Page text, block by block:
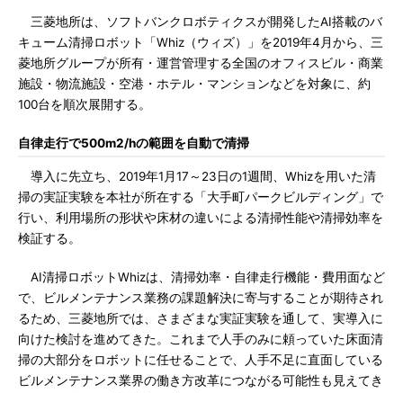
三菱地所は、ソフトバンクロボティクスが開発したAI搭載のバ
キューム清掃ロボット「Whiz（ウィズ）」を2019年4月から、三
菱地所グループが所有・運営管理する全国のオフィスビル・商業
施設・物流施設・空港・ホテル・マンションなどを対象に、約
100台を順次展開する。
自律走行で500m2/hの範囲を自動で清掃
導入に先立ち、2019年1月17～23日の1週間、Whizを用いた清
掃の実証実験を本社が所在する「大手町パークビルディング」で
行い、利用場所の形状や床材の違いによる清掃性能や清掃効率を
検証する。
AI清掃ロボットWhizは、清掃効率・自律走行機能・費用面など
で、ビルメンテナンス業務の課題解決に寄与することが期待され
るため、三菱地所では、さまざまな実証実験を通して、実導入に
向けた検討を進めてきた。これまで人手のみに頼っていた床面清
掃の大部分をロボットに任せることで、人手不足に直面している
ビルメンテナンス業界の働き方改革につながる可能性も見えてき